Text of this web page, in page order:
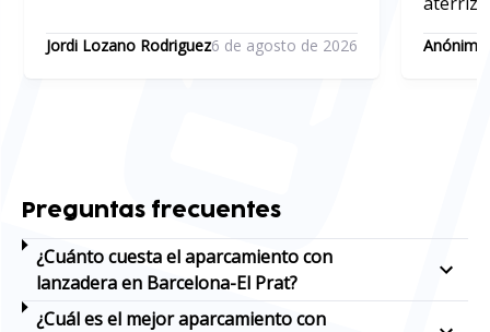
Jordi Lozano Rodriguez6 de agosto de 2026 Anónimo
Preguntas frecuentes
¿Cuánto cuesta el aparcamiento con
lanzadera en Barcelona-El Prat?
¿Cuál es el mejor aparcamiento con